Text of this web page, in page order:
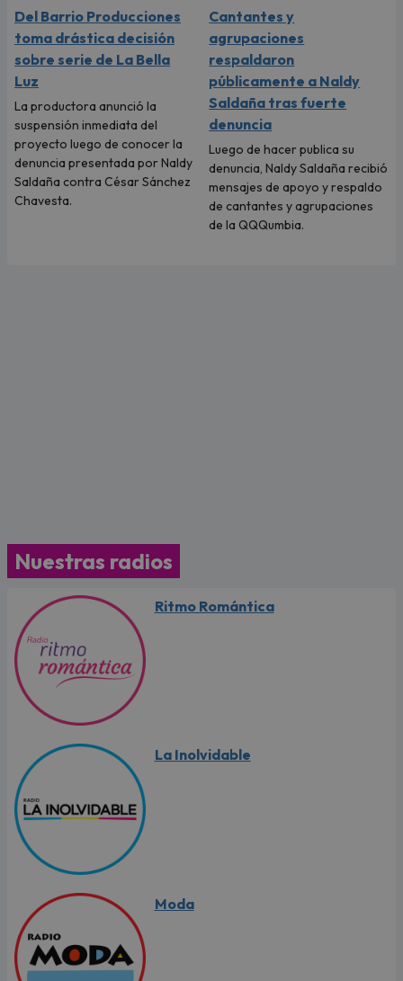
Del Barrio Producciones
toma drástica decisión
sobre serie de La Bella
Luz
La productora anunció la
suspensión inmediata del
proyecto luego de conocer la
denuncia presentada por Naldy
Saldaña contra César Sánchez
Chavesta.
Cantantes y
agrupaciones
respaldaron
públicamente a Naldy
Saldaña tras fuerte
denuncia
Luego de hacer publica su
denuncia, Naldy Saldaña recibió
mensajes de apoyo y respaldo
de cantantes y agrupaciones
de la QQQumbia.
Nuestras radios
Ritmo Romántica
La Inolvidable
Moda